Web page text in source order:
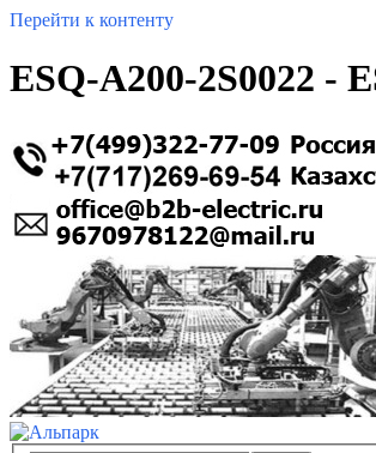
Перейти к контенту
ESQ-A200-2S0022 -